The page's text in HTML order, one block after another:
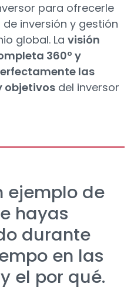
para ofrecerle
inversión y gestión
global. La visión
360º y
las
objetivos del inversor
ejemplo de
hayas
durante
en las
el por qué.